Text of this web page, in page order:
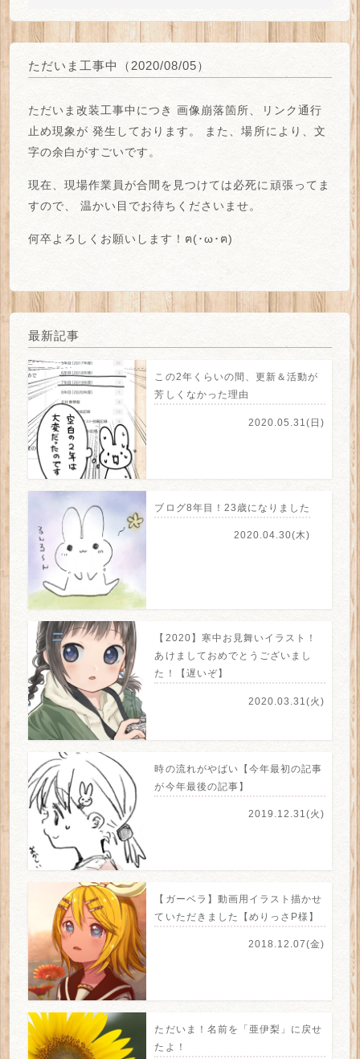
ただいま工事中（2020/08/05）
ただいま改装工事中につき 画像崩落箇所、リンク通行
止め現象が 発生しております。 また、場所により、 文
字の余白がすごいです。
現在、現場作業員が合間を見つけては必死に頑張ってま
すので、
温かい目でお待ちくださいませ。
何卒よろしくお願いします！ฅ(･ω･ฅ)
最新記事
この2年くらいの間、更新＆活動が
芳しくなかった理由
2020.05.31(日)
ブログ8年目！23歳になりました
2020.04.30(木)
【2020】寒中お見舞いイラスト！
あけましておめでとうございまし
た！【遅いぞ】
2020.03.31(火)
時の流れがやばい【今年最初の記事
が今年最後の記事】
2019.12.31(火)
【ガーベラ】動画用イラスト描かせ
ていただきました【めりっさP様】
2018.12.07(金)
ただいま！名前を「亜伊梨」に戻せ
たよ！